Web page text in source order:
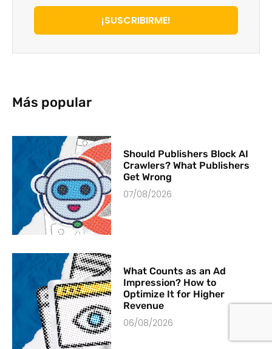
¡SUSCRIBIRME!
Más popular
Should Publishers Block AI
Crawlers? What Publishers
Get Wrong
07/08/2026
What Counts as an Ad
Impression? How to
Optimize It for Higher
Revenue
06/08/2026